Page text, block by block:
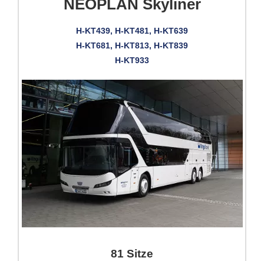
NEOPLAN Skyliner
H-KT439, H-KT481, H-KT639
H-KT681, H-KT813, H-KT839
H-KT933
81 Sitze